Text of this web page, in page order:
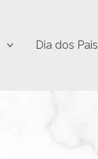
Dia dos Pais